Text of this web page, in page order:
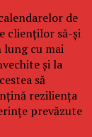
de
clienților să-și
cu mai
și la
să
reziliența
prevăzute